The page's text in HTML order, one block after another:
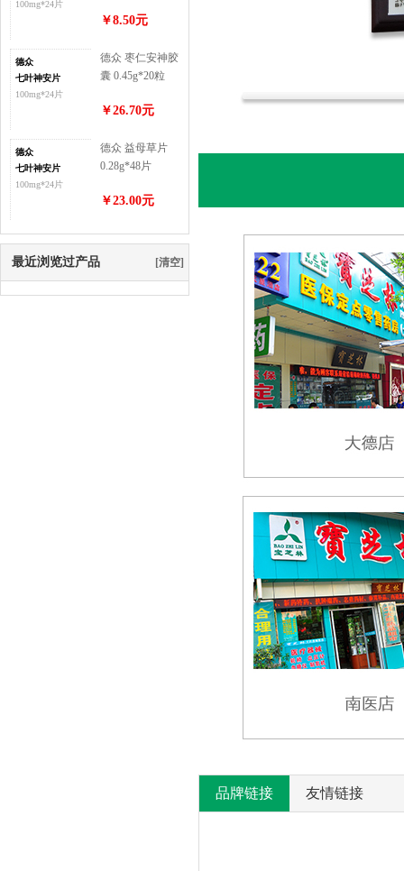
100mg*24片
￥8.50元
德众
七叶神安片
100mg*24片
德众 枣仁安神胶
囊 0.45g*20粒
￥26.70元
德众
七叶神安片
100mg*24片
德众 益母草片
0.28g*48片
￥23.00元
最近浏览过产品 [清空]
品牌链接 友情链接